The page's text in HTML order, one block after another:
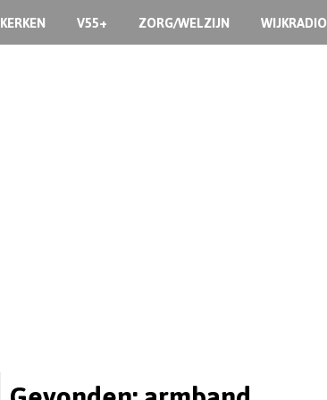
KERKEN V55+ ZORG/WELZIJN WIJKRADIO